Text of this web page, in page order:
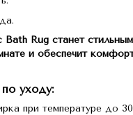
Rug станет
и обеспечит
уходу:
при температуре до